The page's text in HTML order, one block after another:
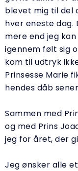
blevet mig til del
hver eneste
mere end jeg
igennem følt sig
kom til udtryk
Prinsesse Marie
hendes dåb
Sammen med
og med Prins
jeg for året, der
Jeg ønsker alle